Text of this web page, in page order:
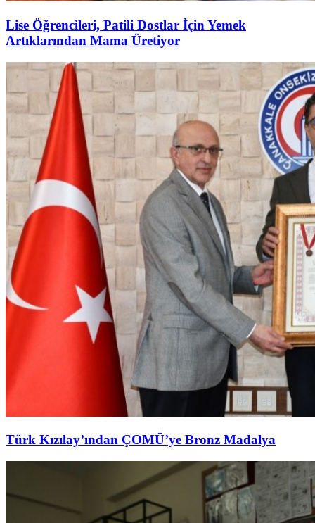
Lise Öğrencileri, Patili Dostlar İçin Yemek
Artıklarından Mama Üretiyor
Türk Kızılay’ından ÇOMÜ’ye Bronz Madalya